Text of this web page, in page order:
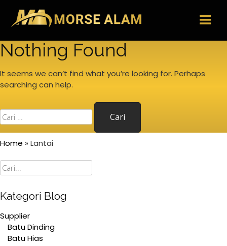
content
Nothing Found
It seems we can’t find what you’re looking for. Perhaps
searching can help.
Cari
untuk:
Home » Lantai
Cari
Kategori Blog
Supplier
Batu Dinding
Batu Hias